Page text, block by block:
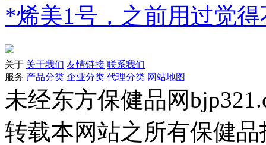
*烯美1号，之前用过觉
关于 关于我们 友情链接 联系我们
服务 产品分类 企业分类 代理分类 网站地图
未经东方保健品网
转载本网站之所有保健